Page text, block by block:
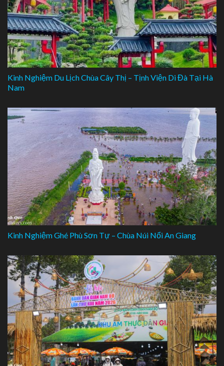
Kinh Nghiệm Du Lịch Chùa Cây Thị – Tịnh Viện Di Đà Tại Hà
Nam
Kinh Nghiệm Ghé Phù Sơn Tự – Chùa Núi Nổi An Giang